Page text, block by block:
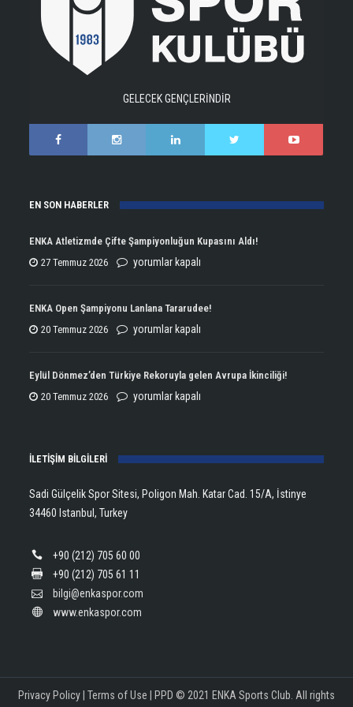
GELECEK GENÇLERİNDİR
EN SON HABERLER
ENKA Atletizmde Çifte Şampiyonluğun Kupasını Aldı!
27 Temmuz 2026
ENKA
Çifte
Şampiyonluğun
yorumlar kapalı
ENKA Open Şampiyonu Lanlana Tararudee!
20 Temmuz 2026
ENKA
Şampiyonu
Lanlana
yorumlar kapalı
Eylül Dönmez’den Türkiye Rekoruyla gelen Avrupa İkinciliği!
20 Temmuz 2026
Eylül
Rekoruyla
Avrupa
yorumlar kapalı
İLETİŞİM BİLGİLERİ
Sadi Gülçelik Spor Sitesi, Poligon Mah. Katar Cad. 15/A, İstinye
34460 Istanbul, Turkey
+90 (212) 705 60 00
+90 (212) 705 61 11
bilgi@enkaspor.com
www.enkaspor.com
Privacy Policy Terms of Use PPD © 2021 ENKA Sports Club. All rights